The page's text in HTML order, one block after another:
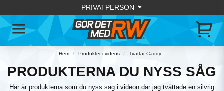
Hem Produkter i videos Tvättar Caddy
PRODUKTERNA DU NYSS SÅG
Här är produkterna som du nyss såg i videon där jag tvättade en silvrig